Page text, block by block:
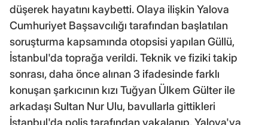
düşerek hayatını kaybetti. Olaya ilişkin Yalova
Cumhuriyet Başsavcılığı tarafından başlatılan
soruşturma kapsamında otopsisi yapılan Güllü,
İstanbul'da toprağa verildi. Teknik ve fiziki takip
sonrası, daha önce alınan 3 ifadesinde farklı
konuşan şarkıcının kızı Tuğyan Ülkem Gülter ile
arkadaşı Sultan Nur Ulu, bavullarla gittikleri
İstanbul'da polis tarafından yakalanıp, Yalova'ya